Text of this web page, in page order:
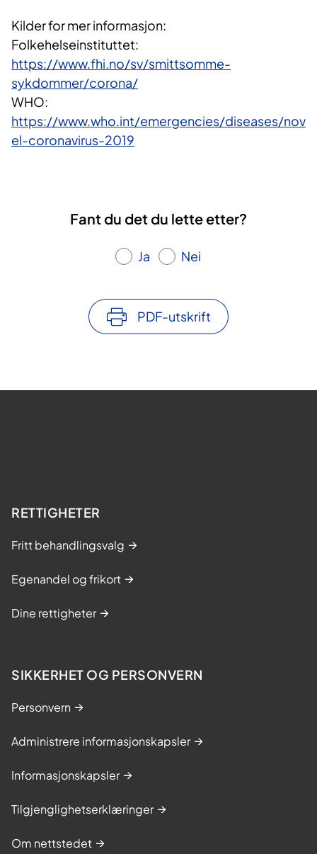
Kilder for mer informasjon:
Folkehelseinstituttet:
https://www.fhi.no/sv/smittsomme-
sykdommer/corona/
WHO:
https://www.who.int/emergencies/diseases/nov
el-coronavirus-2019
Fant du det du lette etter?
Ja Nei
PDF-utskrift
RETTIGHETER
Fritt behandlingsvalg
Egenandel og frikort
Dine rettigheter
SIKKERHET OG PERSONVERN
Personvern
Administrere informasjonskapsler
Informasjonskapsler
Tilgjenglighetserklæringer
Om nettstedet